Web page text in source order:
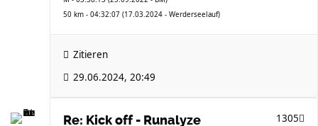
50 km - 04:32:07 (17.03.2024 - Werderseelauf)
Zitieren
29.06.2024, 20:49
Re: Kick off - Runalyze
1305